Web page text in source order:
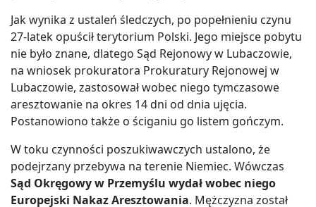
Jak wynika z ustaleń śledczych, po popełnieniu czynu
27-latek opuścił terytorium Polski. Jego miejsce pobytu
nie było znane, dlatego Sąd Rejonowy w Lubaczowie,
na wniosek prokuratora Prokuratury Rejonowej w
Lubaczowie, zastosował wobec niego tymczasowe
aresztowanie na okres 14 dni od dnia ujęcia.
Postanowiono także o ściganiu go listem gończym.
W toku czynności poszukiwawczych ustalono, że
podejrzany przebywa na terenie Niemiec. Wówczas
Sąd Okręgowy w Przemyślu wydał wobec niego
Europejski Nakaz Aresztowania. Mężczyzna został